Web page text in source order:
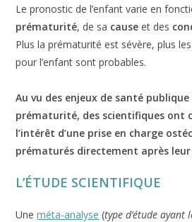
Le pronostic de l’enfant varie en
prématurité, de sa cause et des
Plus la prématurité est sévère, plus
pour l’enfant sont probables.
Au vu des enjeux de santé
prématurité, des scientifiques ont
l’intérêt d’une prise en charge
prématurés directement après leur
L’ÉTUDE SCIENTIFIQUE
Uneméta-analyse (type d’étude ayant